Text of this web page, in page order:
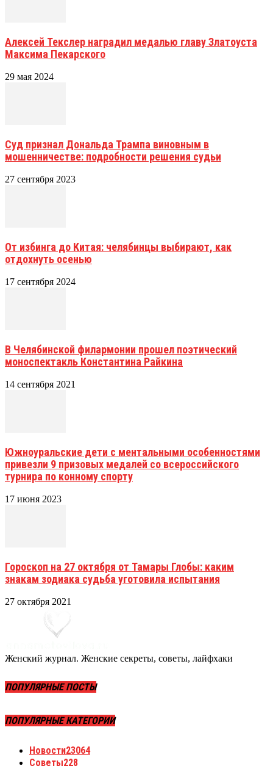
Алексей Текслер наградил медалью главу Златоуста
Максима Пекарского
29 мая 2024
Суд признал Дональда Трампа виновным в
мошенничестве: подробности решения судьи
27 сентября 2023
От избинга до Китая: челябинцы выбирают, как
отдохнуть осенью
17 сентября 2024
В Челябинской филармонии прошел поэтический
моноспектакль Константина Райкина
14 сентября 2021
Южноуральские дети с ментальными особенностями
привезли 9 призовых медалей со всероссийского
турнира по конному спорту
17 июня 2023
Гороскоп на 27 октября от Тамары Глобы: каким
знакам зодиака судьба уготовила испытания
27 октября 2021
Женский журнал. Женские секреты, советы, лайфхаки
ПОПУЛЯРНЫЕ ПОСТЫ
ПОПУЛЯРНЫЕ КАТЕГОРИИ
Новости23064
Советы228